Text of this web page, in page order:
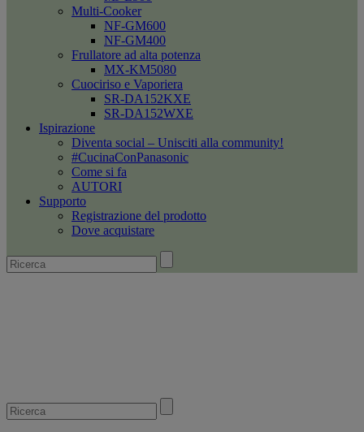
Multi-Cooker
NF-GM600
NF-GM400
Frullatore ad alta potenza
MX-KM5080
Cuociriso e Vaporiera
SR-DA152KXE
SR-DA152WXE
Ispirazione
Diventa social – Unisciti alla community!
#CucinaConPanasonic
Come si fa
AUTORI
Supporto
Registrazione del prodotto
Dove acquistare